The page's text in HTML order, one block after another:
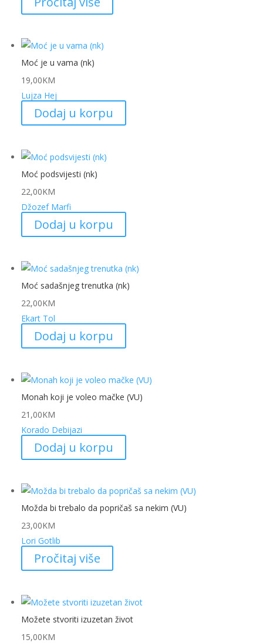
Moć je u vama (nk)
19,00KM
Lujza Hej
Dodaj u korpu
Moć podsvijesti (nk)
22,00KM
Džozef Marfi
Dodaj u korpu
Moć sadašnjeg trenutka (nk)
22,00KM
Ekart Tol
Dodaj u korpu
Monah koji je voleo mačke (VU)
21,00KM
Korado Debijazi
Dodaj u korpu
Možda bi trebalo da popričaš sa nekim (VU)
23,00KM
Lori Gotlib
Pročitaj više
Možete stvoriti izuzetan život
15,00KM